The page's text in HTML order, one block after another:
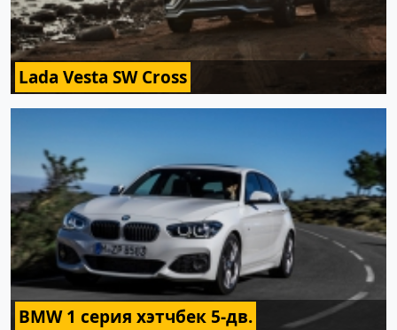
Lada Vesta SW Cross
BMW 1 серия хэтчбек 5-дв.